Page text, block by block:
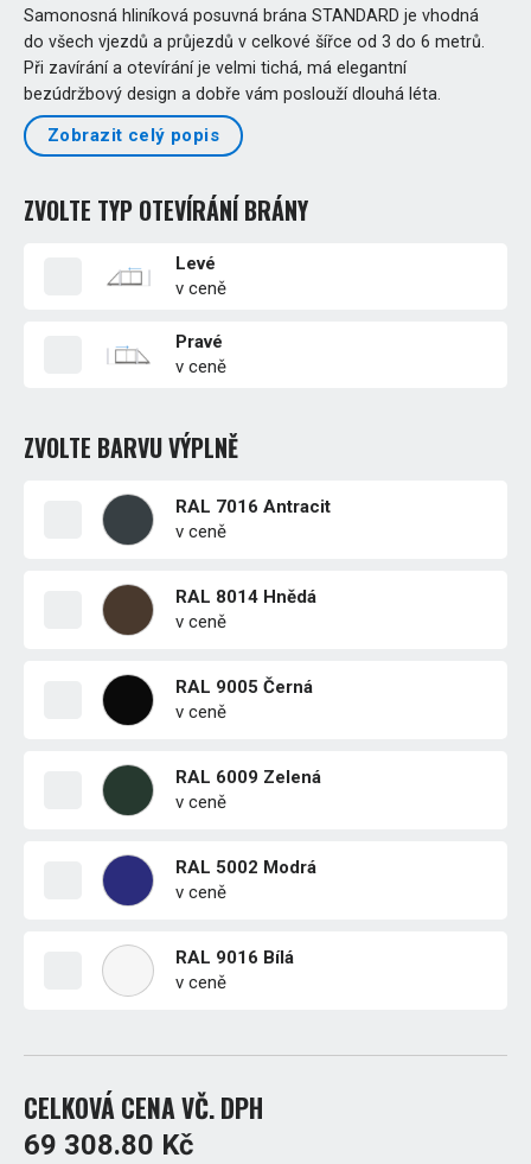
Samonosná hliníková posuvná brána STANDARD je vhodná
do všech vjezdů a průjezdů v celkové šířce od 3 do 6 metrů.
Při zavírání a otevírání je velmi tichá, má elegantní
bezúdržbový design a dobře vám poslouží dlouhá léta.
Zobrazit celý popis
ZVOLTE TYP OTEVÍRÁNÍ BRÁNY
Levé
v ceně
Pravé
v ceně
ZVOLTE BARVU VÝPLNĚ
RAL 7016 Antracit
v ceně
RAL 8014 Hnědá
v ceně
RAL 9005 Černá
v ceně
RAL 6009 Zelená
v ceně
RAL 5002 Modrá
v ceně
RAL 9016 Bílá
v ceně
CELKOVÁ CENA VČ. DPH
69 308.80 Kč